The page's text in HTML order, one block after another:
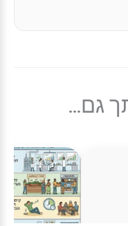
גם...